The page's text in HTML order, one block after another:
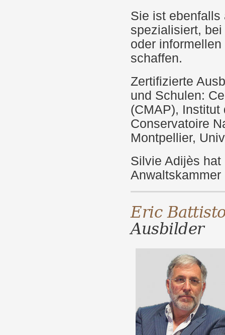
Sie ist ebenfalls
spezialisiert,
oder
schaffen.
Zertifizierte
und Schulen:
(CMAP),
Conservatoire
Montpellier,
Silvie Adijès
Anwaltskammer
Eric
Ausbilder